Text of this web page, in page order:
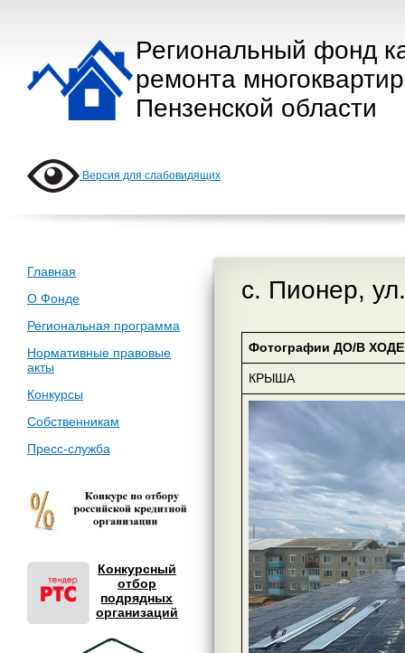
Региональный фонд
ремонта
Пензенской области
Версия для слабовидящих
Главная
О Фонде
Региональная программа
Нормативные правовые
акты
Конкурсы
Собственникам
Пресс-служба
Конкурсный
отбор
подрядных
организаций
с. Пионер,
Фотографии ДО/В ХОДЕ
КРЫША